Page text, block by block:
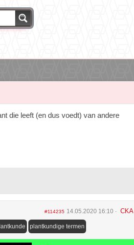
die leeft (en dus voedt) van andere
#114235 14.05.2020 16:10 CKA
plantkundige termen